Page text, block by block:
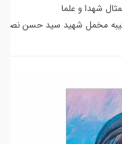
شهدا و علما
مخمل شهید سید حسن